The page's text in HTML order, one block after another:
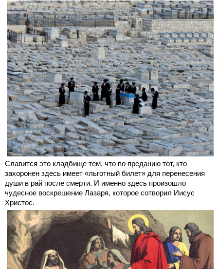
Славится это кладбище тем, что по преданию тот, кто
захоронен здесь имеет «льготный билет» для перенесения
души в рай после смерти. И именно здесь произошло
чудесное воскрешение Лазаря, которое сотворил Иисус
Христос.